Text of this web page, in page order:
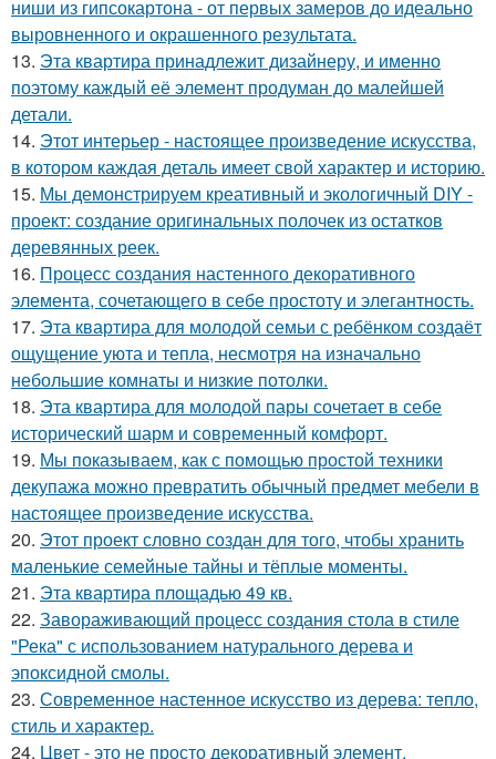
ниши из гипсокартона - от первых замеров до идеально
выровненного и окрашенного результата.
13. Эта квартира принадлежит дизайнеру, и именно
поэтому каждый её элемент продуман до малейшей
детали.
14. Этот интерьер - настоящее произведение искусства,
в котором каждая деталь имеет свой характер и историю.
15. Мы демонстрируем креативный и экологичный DIY -
проект: создание оригинальных полочек из остатков
деревянных реек.
16. Процесс создания настенного декоративного
элемента, сочетающего в себе простоту и элегантность.
17. Эта квартира для молодой семьи с ребёнком создаёт
ощущение уюта и тепла, несмотря на изначально
небольшие комнаты и низкие потолки.
18. Эта квартира для молодой пары сочетает в себе
исторический шарм и современный комфорт.
19. Мы показываем, как с помощью простой техники
декупажа можно превратить обычный предмет мебели в
настоящее произведение искусства.
20. Этот проект словно создан для того, чтобы хранить
маленькие семейные тайны и тёплые моменты.
21. Эта квартира площадью 49 кв.
22. Завораживающий процесс создания стола в стиле
"Река" с использованием натурального дерева и
эпоксидной смолы.
23. Современное настенное искусство из дерева: тепло,
стиль и характер.
24. Цвет - это не просто декоративный элемент.